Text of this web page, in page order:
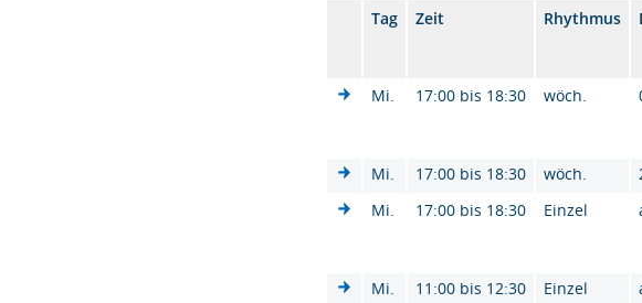
Tag Zeit Rhythmus
Mi.
17:00 bis 18:30 wöch.
Mi.
17:00 bis 18:30 wöch.
Mi.
17:00 bis 18:30 Einzel
Mi.
11:00 bis 12:30 Einzel